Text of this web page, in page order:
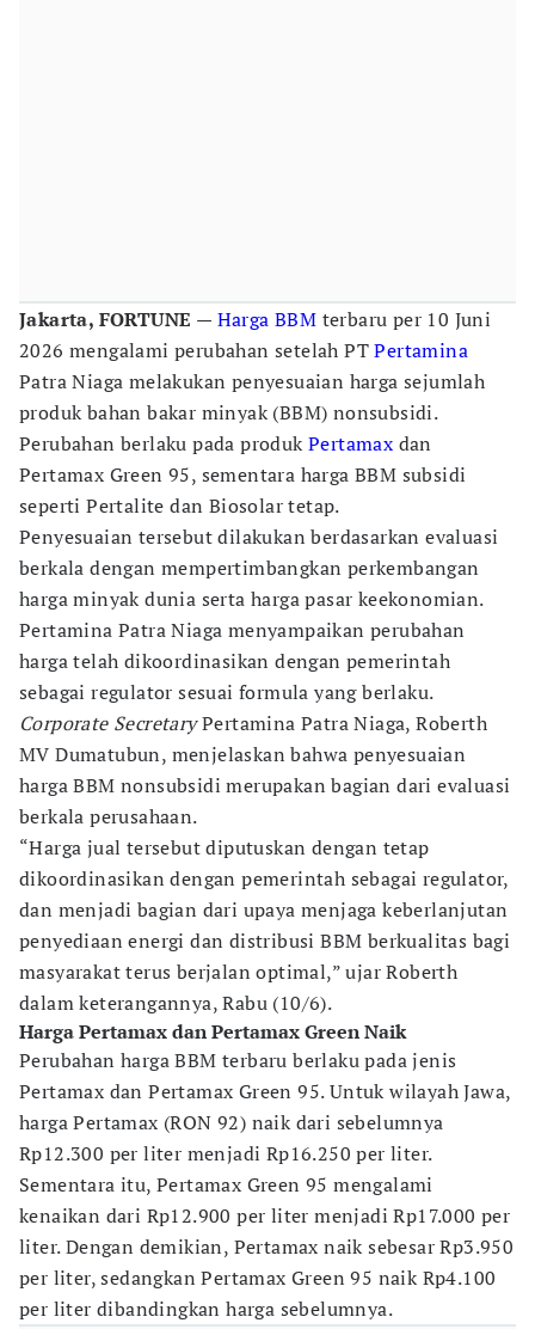
Jakarta, FORTUNE — Harga BBM terbaru per 10 Juni
2026 mengalami perubahan setelah PTPertamina
Patra Niaga melakukan penyesuaian harga sejumlah
produk bahan bakar minyak (BBM) nonsubsidi.
Perubahan berlaku pada produkPertamax dan
Pertamax Green 95, sementara harga BBM subsidi
seperti Pertalite dan Biosolar tetap.
Penyesuaian tersebut dilakukan berdasarkan evaluasi
berkala dengan mempertimbangkan perkembangan
harga minyak dunia serta harga pasar keekonomian.
Pertamina Patra Niaga menyampaikan perubahan
harga telah dikoordinasikan dengan pemerintah
sebagai regulator sesuai formula yang berlaku.
Corporate SecretaryPertamina Patra Niaga, Roberth
MV Dumatubun, menjelaskan bahwa penyesuaian
harga BBM nonsubsidi merupakan bagian dari evaluasi
berkala perusahaan.
“Harga jual tersebut diputuskan dengan tetap
dikoordinasikan dengan pemerintah sebagai regulator,
dan menjadi bagian dari upaya menjaga keberlanjutan
penyediaan energi dan distribusi BBM berkualitas bagi
masyarakat terus berjalan optimal,” ujar Roberth
dalam keterangannya, Rabu (10/6).
Harga Pertamax dan Pertamax Green Naik
Perubahan harga BBM terbaru berlaku pada jenis
Pertamax dan Pertamax Green 95. Untuk wilayah Jawa,
harga Pertamax (RON 92) naik dari sebelumnya
Rp12.300 per liter menjadi Rp16.250 per liter.
Sementara itu, Pertamax Green 95 mengalami
kenaikan dari Rp12.900 per liter menjadi Rp17.000 per
liter. Dengan demikian, Pertamax naik sebesar Rp3.950
per liter, sedangkan Pertamax Green 95 naik Rp4.100
per liter dibandingkan harga sebelumnya.